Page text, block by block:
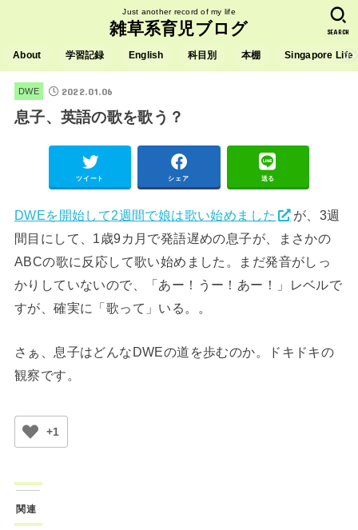
Just another record of my life
雑草系育児ブログ
About 学習記録 English 科目別 本棚 Singapore Life
SEARCH
DWE 2022.01.06
息子、英語の歌を歌う？
ツイート シェア 送る
DWEを開始して2週間で娘は歌い始めました
が、3週
間目にして、1歳9カ月で発語遅めの息子が、まさかの
ABCの歌に反応して歌い始めました。まだ発音がしっ
かりしていないので、「あー！うー！あー！」レベルで
すが、確実に「歌って」いる。。
さぁ、息子はどんなDWEの道を歩むのか。ドキドキの
観察です。
+1
関連